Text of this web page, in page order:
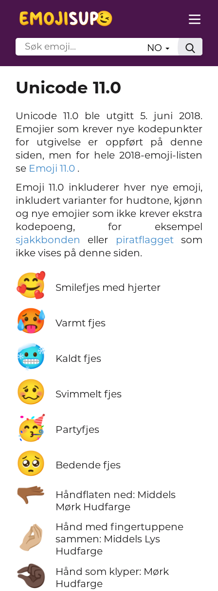
NO
Unicode 11.0
Unicode 11.0 ble utgitt 5. juni 2018.
Emojier som krever nye kodepunkter
for utgivelse er oppført på denne
siden, men for hele 2018-emoji-listen
se Emoji 11.0.
Emoji 11.0 inkluderer hver nye emoji,
inkludert varianter for hudtone, kjønn
og nye emojier som ikke krever ekstra
kodepoeng, for eksempel
sjakkbonden eller piratflaggetsom
ikke vises på denne siden.
🥰 Smilefjes med hjerter
🥵 Varmt fjes
🥶 Kaldt fjes
🥴 Svimmelt fjes
🥳 Partyfjes
🥺 Bedende fjes
🫳🏾
Håndflaten ned: Middels
Mørk Hudfarge
🤌🏼
Hånd med fingertuppene
sammen: Middels Lys
Hudfarge
🤏🏿
Hånd som klyper: Mørk
Hudfarge